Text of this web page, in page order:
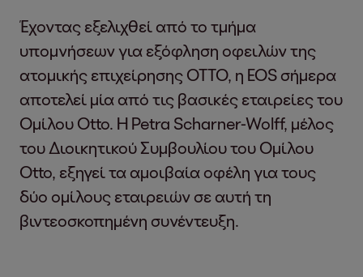
Έχοντας εξελιχθεί από το τμήμα
υπομνήσεων για εξόφληση οφειλών της
ατομικής επιχείρησης OTTO, η EOS σήμερα
αποτελεί μία από τις βασικές εταιρείες του
Ομίλου Otto. Η Petra Scharner-Wolff, μέλος
του Διοικητικού Συμβουλίου του Ομίλου
Otto, εξηγεί τα αμοιβαία οφέλη για τους
δύο ομίλους εταιρειών σε αυτή τη
βιντεοσκοπημένη συνέντευξη.